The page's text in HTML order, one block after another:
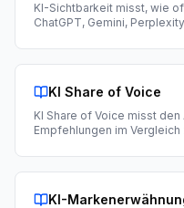
KI-Sichtbarkeit misst, wie
ChatGPT, Gemini,
KI Share of Voice
KI Share of Voice misst
Empfehlungen im Vergleich
KI-